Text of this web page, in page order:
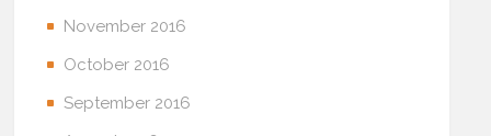
November 2016
October 2016
September 2016